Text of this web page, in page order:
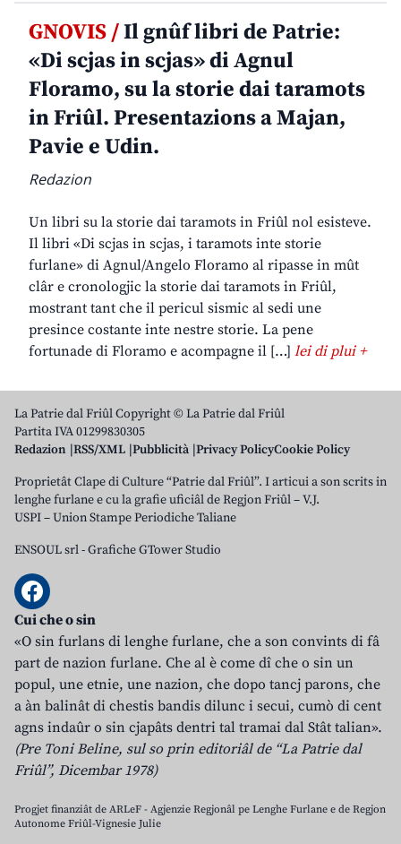
GNOVIS /Il gnûf libri de Patrie:
«Di scjas in scjas» di Agnul
Floramo, su la storie dai taramots
in Friûl. Presentazions a Majan,
Pavie e Udin.
Redazion
Un libri su la storie dai taramots in Friûl nol esisteve.
Il libri «Di scjas in scjas, i taramots inte storie
furlane» di Agnul/Angelo Floramo al ripasse in mût
clâr e cronologjic la storie dai taramots in Friûl,
mostrant tant che il pericul sismic al sedi une
presince costante inte nestre storie. La pene
fortunade di Floramo e acompagne il […] lei di plui +
La Patrie dal Friûl Copyright © La Patrie dal Friûl
Partita IVA 01299830305
Redazion RSS/XML Pubblicità Privacy PolicyCookie Policy
Proprietât Clape di Culture “Patrie dal Friûl”. I articui a son scrits in
lenghe furlane e cu la grafie uficiâl de Regjon Friûl – V.J.
USPI – Union Stampe Periodiche Taliane
ENSOUL srl-Grafiche GTower Studio
Cui che o sin
«O sin furlans di lenghe furlane, che a son convints di fâ
part de nazion furlane. Che al è come dî che o sin un
popul, une etnie, une nazion, che dopo tancj parons, che
a àn balinât di chestis bandis dilunc i secui, cumò di cent
agns indaûr o sin cjapâts dentri tal tramai dal Stât talian».
(Pre Toni Beline, sul so prin editoriâl de “La Patrie dal
Friûl”, Dicembar 1978)
Progjet finanziât de ARLeF - Agjenzie Regjonâl pe Lenghe Furlane e de Regjon
Autonome Friûl-Vignesie Julie